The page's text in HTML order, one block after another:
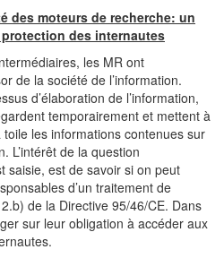
des moteurs de recherche: un
des internautes
les MR ont
de la société de l’information.
d’élaboration de l’information,
temporairement et mettent à
les informations contenues sur
L’intérêt de la question
saisie, est de savoir si on peut
d’un traitement de
de la Directive 95/46/CE. Dans
sur leur obligation à accéder aux